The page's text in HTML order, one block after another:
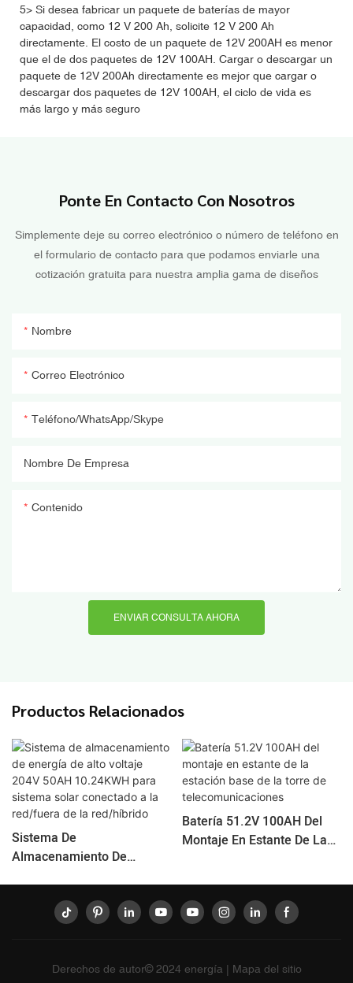
5> Si desea fabricar un paquete de baterías de mayor
capacidad, como 12 V 200 Ah, solicite 12 V 200 Ah
directamente. El costo de un paquete de 12V 200AH es menor
que el de dos paquetes de 12V 100AH. Cargar o descargar un
paquete de 12V 200Ah directamente es mejor que cargar o
descargar dos paquetes de 12V 100AH, el ciclo de vida es
más largo y más seguro
Ponte En Contacto Con Nosotros
Simplemente deje su correo electrónico o número de teléfono en
el formulario de contacto para que podamos enviarle una
cotización gratuita para nuestra amplia gama de diseños
Nombre
Correo Electrónico
Teléfono/WhatsApp/Skype
Nombre De Empresa
Contenido
ENVIAR CONSULTA AHORA
Productos Relacionados
Sistema De
Almacenamiento De
Sistema Solar Conectado A
Batería 51.2V 100AH ​​del
Montaje En Estante De La
Derechos de autor© 2024 energía | Mapa del sitio